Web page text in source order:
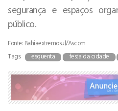
segurança e espaços
público.
Fonte: Bahiaextremosul/Ascom
Tags:
esquenta festa da cidade